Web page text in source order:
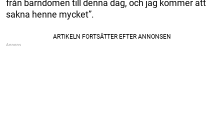
från barndomen till denna dag, och jag kommer att
sakna henne mycket”.